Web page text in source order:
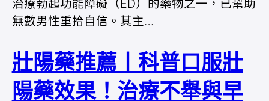
治療勃起功能障礙（ED）的藥物之一，已幫助
無數男性重拾自信。其主…
壯陽藥推薦丨科普口服壯
陽藥效果！治療不舉與早